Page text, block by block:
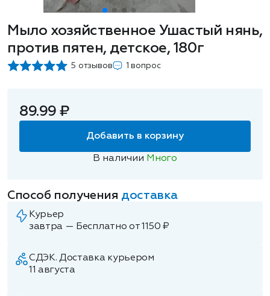
Мыло хозяйственное Ушастый нянь,
против пятен, детское, 180г
5 отзывов 1 вопрос
89.99 ₽
Добавить в корзину
В наличии Много
Способ получения доставка
Курьер
завтра — Бесплатно от 1150 ₽
СДЭК. Доставка курьером
11 августа